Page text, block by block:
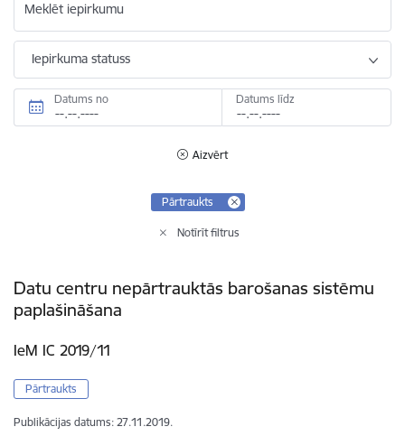
Meklēt iepirkumu
Iepirkuma statuss
Datums no Datums līdz
Aizvērt
Pārtraukts
Notīrīt filtrus
Datu centru nepārtrauktās barošanas sistēmu
paplašināšana
IeM IC 2019/11
Pārtraukts
Publikācijas datums: 27.11.2019.